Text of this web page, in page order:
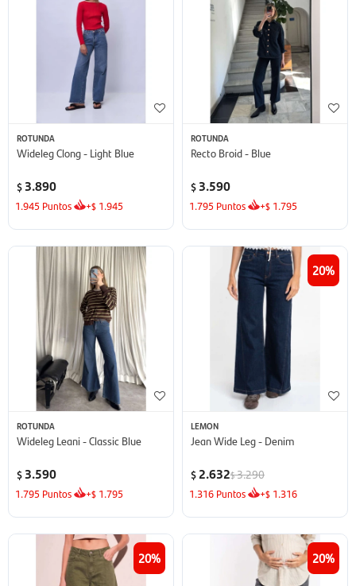
ROTUNDA
Wideleg Clong - Light Blue
$ 3.890
1.945 Puntos +$ 1.945
ROTUNDA
Recto Broid - Blue
$ 3.590
1.795 Puntos +$ 1.795
ROTUNDA
Wideleg Leani - Classic Blue
$ 3.590
1.795 Puntos +$ 1.795
20
LEMON
Jean Wide Leg - Denim
$ 2.632$3.290
1.316 Puntos +$ 1.316
20 20